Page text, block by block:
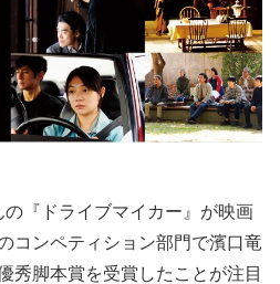
『ドライブマイカー』が映画
コンペティション部門で濱口竜
秀脚本賞を受賞したことが注目